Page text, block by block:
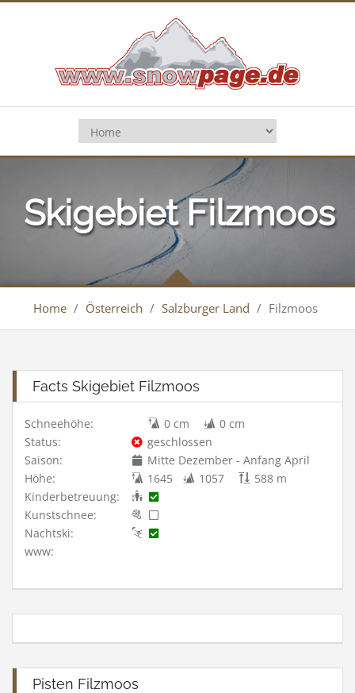
Skigebiet Filzmoos
Home / Österreich / Salzburger Land / Filzmoos
Facts Skigebiet Filzmoos
Schneehöhe: 0 cm
0 cm
Status:
geschlossen
Saison:
Mitte Dezember - Anfang April
Höhe:
1645 1057
588 m
Kinderbetreuung:
Kunstschnee:
Nachtski:
www:
Pisten Filzmoos